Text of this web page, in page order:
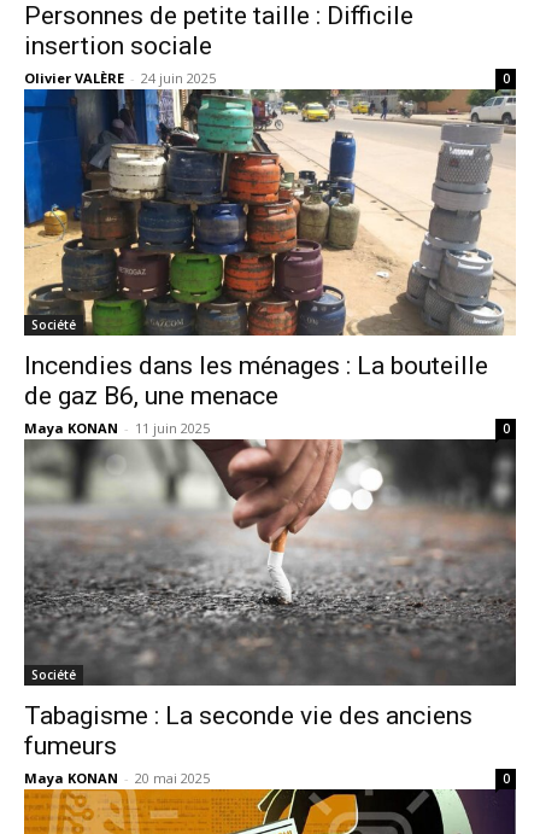
Personnes de petite taille : Difficile
insertion sociale
Olivier VALÈRE - 24 juin 2025 0
Société
Incendies dans les ménages : La bouteille
de gaz B6, une menace
Maya KONAN - 11 juin 2025 0
Société
Tabagisme : La seconde vie des anciens
fumeurs
Maya KONAN - 20 mai 2025 0